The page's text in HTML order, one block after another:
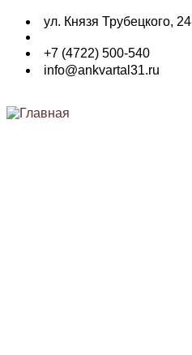
Перейти
основному
содержанию
ул. Князя Трубецкого, 24
+7 (4722) 500-540
info@ankvartal31.ru